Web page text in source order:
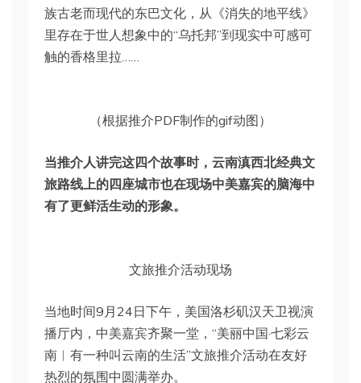
族古老而现代的东巴文化，从《消失的地平线》
里存在于世人想象中的“乌托邦”到现实中可感可
触的香格里拉……
（根据推介PDF制作的gif动图）
当推介人讲完这四个故事时，云南滇西北经典文
旅路线上的四座城市也在现场中美嘉宾的脑海中
有了更鲜活生动的形象。
文旅推介活动现场
当地时间9月24日下午，美国洛杉矶汉天卫视演
播厅内，中美嘉宾齐聚一堂，“美丽中国·七彩云
南︱有一种叫云南的生活”文旅推介活动在友好
热烈的氛围中圆满举办。